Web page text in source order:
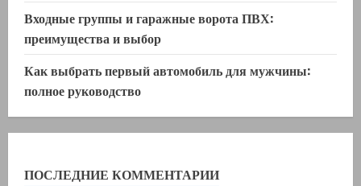
Входные группы и гаражные ворота ПВХ:
преимущества и выбор
Как выбрать первый автомобиль для мужчины:
полное руководство
ПОСЛЕДНИЕ КОММЕНТАРИИ